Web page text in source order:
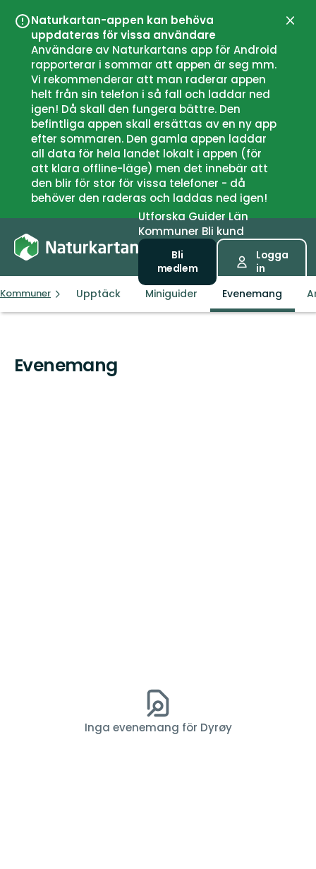
Naturkartan-appen kan behöva
uppdateras för vissa användare
Användare av Naturkartans app för Android
rapporterar i sommar att appen är seg mm.
Vi rekommenderar att man raderar appen
helt från sin telefon i så fall och laddar ned
igen! Då skall den fungera bättre. Den
befintliga appen skall ersättas av en ny app
efter sommaren. Den gamla appen laddar
all data för hela landet lokalt i appen (för
att klara offline-läge) men det innebär att
den blir för stor för vissa telefoner - då
behöver den raderas och laddas ned igen!
UtforskaGuiderLän
Kommuner Bli kund
Bli
medlem
Logga
in
Kommuner Dyrøy
Upptäck Miniguider Evenemang
Evenemang
Inga evenemang för Dyrøy